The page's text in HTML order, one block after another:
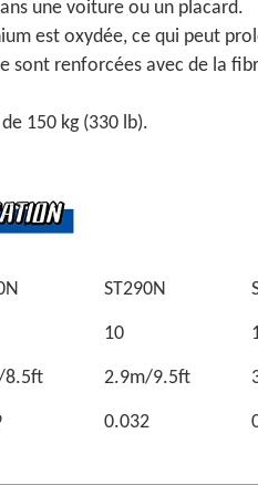
une voiture ou un placard.
est oxydée, ce qui peut
sont renforcées avec de la
150 kg (330 lb).
ST290N
10
8.5ft 2.9m/9.5ft
0.032